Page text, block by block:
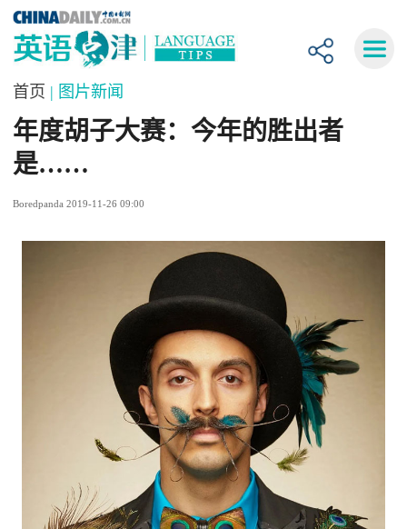
首页 | 图片新闻
年度胡子大赛：今年的胜出者
是……
Boredpanda 2019-11-26 09:00